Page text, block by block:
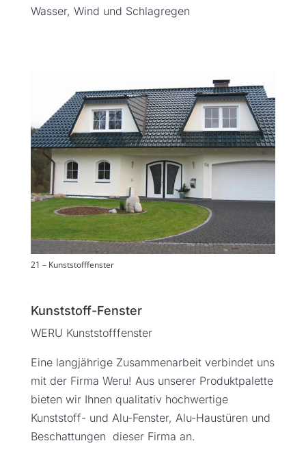
Wasser, Wind und Schlagregen
21 – Kunststofffenster
Kunststoff-Fenster
WERU Kunststofffenster
Eine langjährige Zusammenarbeit verbindet uns
mit der Firma Weru! Aus unserer Produktpalette
bieten wir Ihnen qualitativ hochwertige
Kunststoff- und Alu-Fenster, Alu-Haustüren und
Beschattungen dieser Firma an.